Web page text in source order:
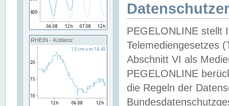
RHEIN - Koblenz
PEGELONLINE stellt
Telemediengesetzes
Abschnitt VI als
PEGELONLINE
die Regeln der